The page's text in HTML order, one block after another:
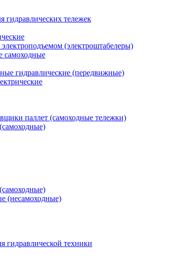
гидравлических тележек
(электроштабелеры)
самоходные
гидравлические (передвижные)
паллет (самоходные тележки)
(несамоходные)
гидравлической техники